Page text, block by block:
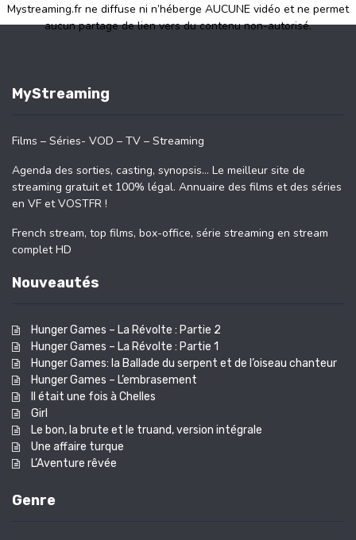
Mystreaming.fr ne diffuse ni n’héberge AUCUNE vidéo et ne permet
aucun partage de lien vers du contenu non-autorisé.
MyStreaming
Films – Séries- VOD – TV – Streaming
Agenda des sorties, casting, synopsis… Le meilleur site de
streaming gratuit et 100% légal. Annuaire des films et des séries
en VF et VOSTFR !
French stream, top films, box-office, série streaming en stream
complet HD
Nouveautés
Hunger Games – La Révolte : Partie 2
Hunger Games – La Révolte : Partie 1
Hunger Games: la Ballade du serpent et de l’oiseau chanteur
Hunger Games – L’embrasement
Il était une fois à Chelles
Girl
Le bon, la brute et le truand, version intégrale
Une affaire turque
L’Aventure rêvée
Genre